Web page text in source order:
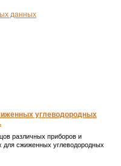
данных
углеводородных
различных приборов и
сжиженных углеводородных